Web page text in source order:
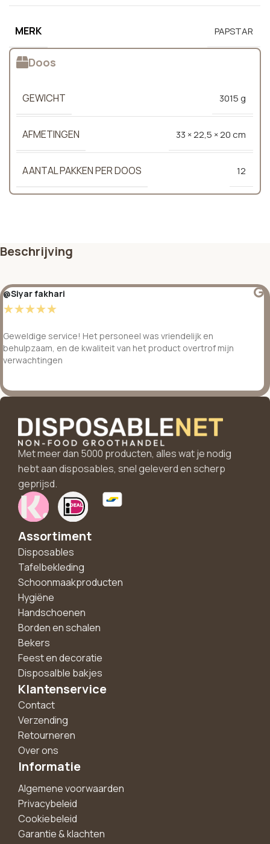
MERK PAPSTAR
Doos
GEWICHT 3015 g
AFMETINGEN 33 × 22,5 × 20 cm
AANTAL PAKKEN PER DOOS 12
Beschrijving
@Siyar fakhari
☆☆☆☆☆
Geweldige service! Het personeel was vriendelijk en
behulpzaam, en de kwaliteit van het product overtrof mijn
verwachtingen
Met meer dan 5000 producten, alles wat je nodig
hebt aan disposables, snel geleverd en scherp
geprijsd.
Assortiment
Disposables
Tafelbekleding
Schoonmaakproducten
Hygiëne
Handschoenen
Borden en schalen
Bekers
Feest en decoratie
Disposalble bakjes
Klantenservice
Contact
Verzending
Retourneren
Over ons
Informatie
Algemene voorwaarden
Privacybeleid
Cookiebeleid
Garantie & klachten